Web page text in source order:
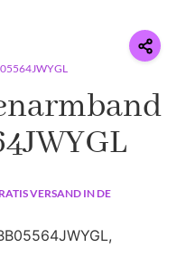
VERSAND IN DE